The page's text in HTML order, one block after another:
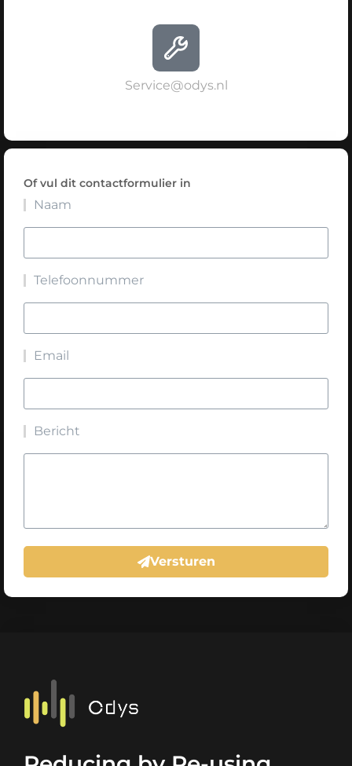
Service@odys.nl
Of vul dit contactformulier in
Naam
Telefoonnummer
Email
Bericht
Versturen